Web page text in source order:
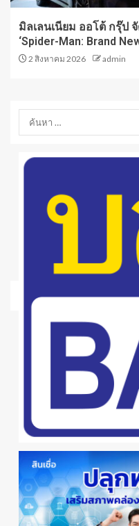
มิลเลนเนียม ออโต้ กรุ๊
‘Spider-Man: Brand
2 สิงหาคม 2026 admin